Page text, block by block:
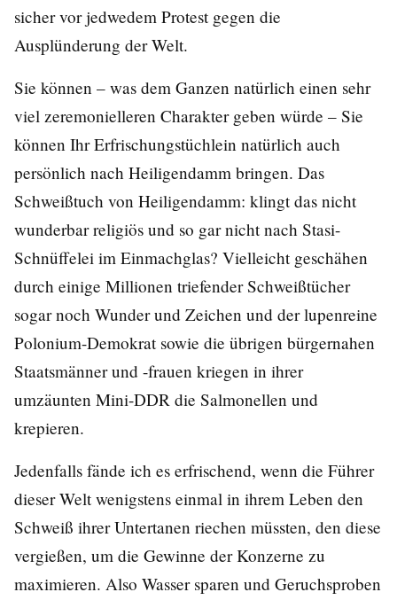
sicher vor jedwedem Protest gegen die
Ausplünderung der Welt.
Sie können – was dem Ganzen natürlich einen sehr
viel zeremonielleren Charakter geben würde – Sie
können Ihr Erfrischungstüchlein natürlich auch
persönlich nach Heiligendamm bringen. Das
Schweißtuch von Heiligendamm: klingt das nicht
wunderbar religiös und so gar nicht nach Stasi-
Schnüffelei im Einmachglas? Vielleicht geschähen
durch einige Millionen triefender Schweißtücher
sogar noch Wunder und Zeichen und der lupenreine
Polonium-Demokrat sowie die übrigen bürgernahen
Staatsmänner und -frauen kriegen in ihrer
umzäunten Mini-DDR die Salmonellen und
krepieren.
Jedenfalls fände ich es erfrischend, wenn die Führer
dieser Welt wenigstens einmal in ihrem Leben den
Schweiß ihrer Untertanen riechen müssten, den diese
vergießen, um die Gewinne der Konzerne zu
maximieren. Also Wasser sparen und Geruchsproben